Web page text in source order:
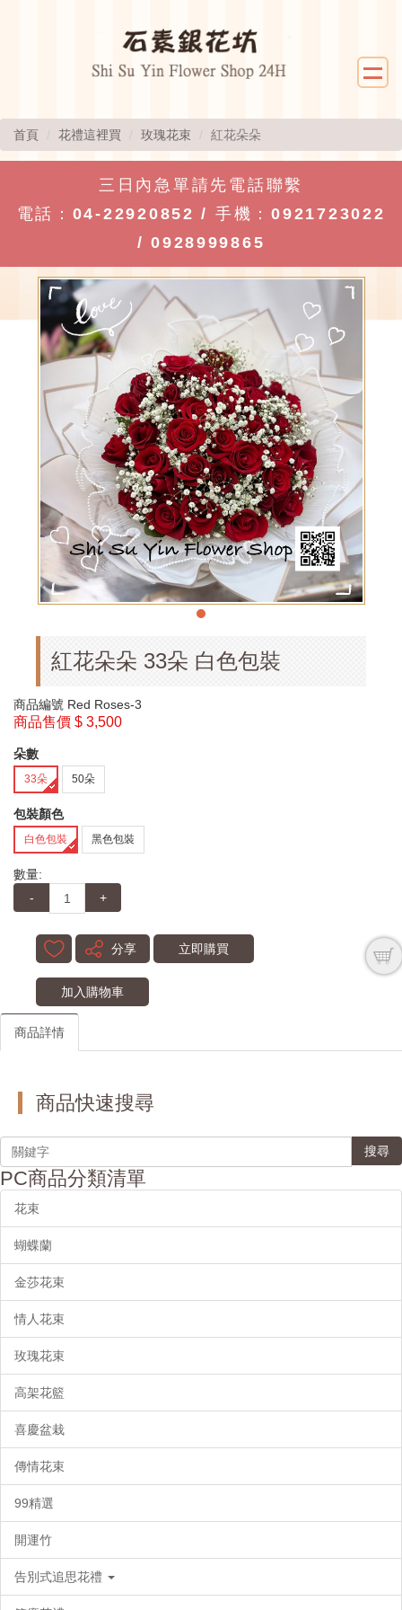
首頁 花禮這裡買 玫瑰花束 紅花朵朵
三日內急單請先電話聯繫
電話： 04-22920852 / 手機：0921723022
/0928999865
紅花朵朵 33朵 白色包裝
商品編號 Red Roses-3
商品售價 $ 3,500
朵數
33朵 50朵
包裝顏色
白色包裝 黑色包裝
數量:
-
+
分享 立即購買
加入購物車
商品詳情
商品快速搜尋
搜尋
PC商品分類清單
花束
蝴蝶蘭
金莎花束
情人花束
玫瑰花束
高架花籃
喜慶盆栽
傳情花束
99精選
開運竹
告別式追思花禮